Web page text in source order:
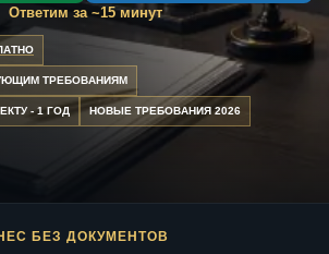
Ответим за ~15 минут
ТРЕБОВАНИЯМ
- 1 ГОД НОВЫЕ ТРЕБОВАНИЯ 2026
БЕЗ ДОКУМЕНТОВ